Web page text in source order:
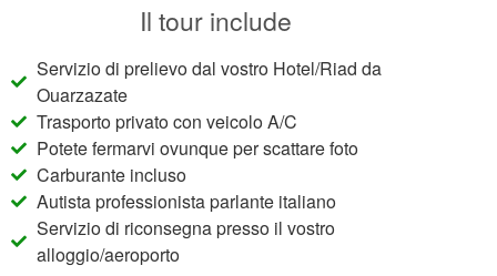
Il tour include
Servizio di prelievo dal vostro Hotel/Riad da
Ouarzazate
Trasporto privato con veicolo A/C
Potete fermarvi ovunque per scattare foto
Carburante incluso
Autista professionista parlante italiano
Servizio di riconsegna presso il vostro
alloggio/aeroporto